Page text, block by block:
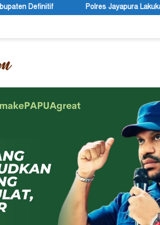
Polres Jayapura Lakukan Penyelidikan Pasca